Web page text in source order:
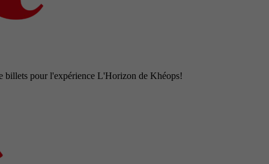
billets pour l'expérience L'Horizon de Khéops!